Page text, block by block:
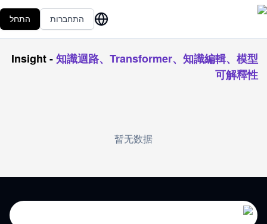
התחברות התחל
Insight-知識迴路、Transformer、知識編輯、模型
可解釋性
暂无数据